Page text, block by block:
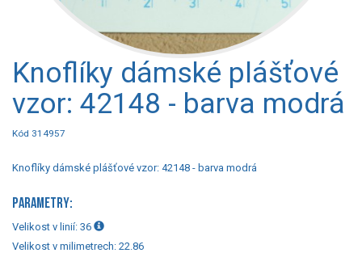
Knoflíky dámské plášťové
vzor: 42148 - barva modrá
Kód 314957
Knoflíky dámské plášťové vzor: 42148 - barva modrá
PARAMETRY:
Velikost v linií: 36
Velikost v milimetrech: 22.86